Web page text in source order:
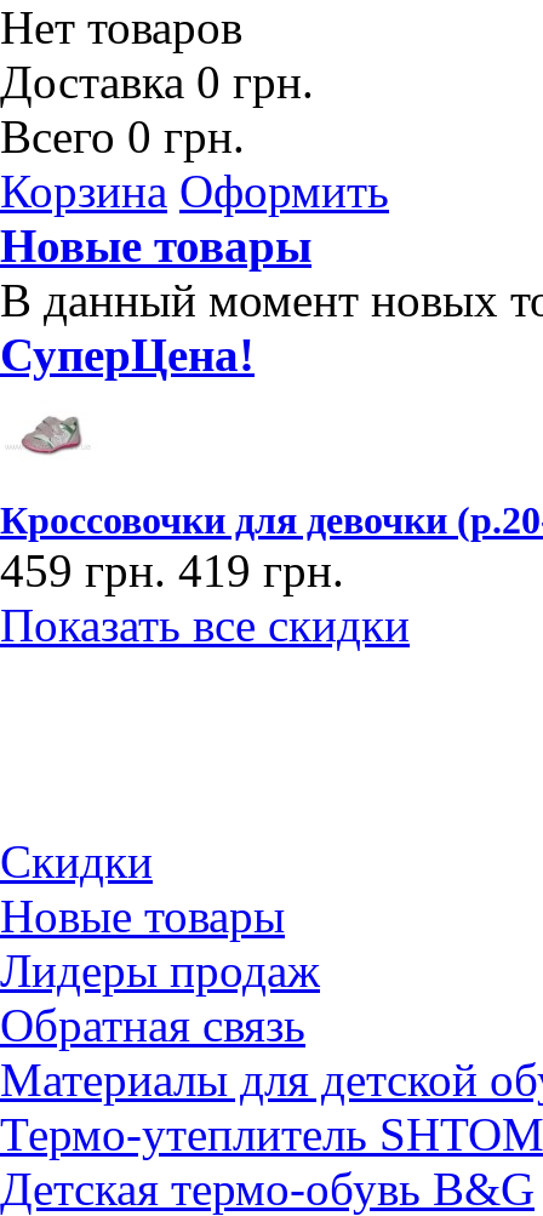
Нет товаров
Доставка 0 грн.
Всего 0 грн.
Корзина Оформить
Новые товары
В данный момент новых
СуперЦена!
Кроссовочки для девочки
459 грн. 419 грн.
Показать все скидки
Скидки
Новые товары
Лидеры продаж
Обратная связь
Материалы для детской
Термо-утеплитель SHTOM
Детская термо-обувь B&G